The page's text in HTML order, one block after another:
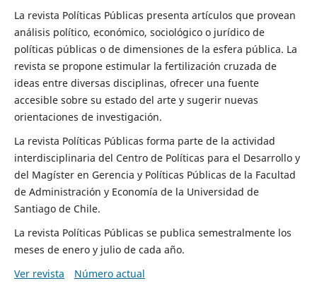
La revista Políticas Públicas presenta artículos que provean
análisis político, económico, sociológico o jurídico de
políticas públicas o de dimensiones de la esfera pública. La
revista se propone estimular la fertilización cruzada de
ideas entre diversas disciplinas, ofrecer una fuente
accesible sobre su estado del arte y sugerir nuevas
orientaciones de investigación.
La revista Políticas Públicas forma parte de la actividad
interdisciplinaria del Centro de Políticas para el Desarrollo y
del Magíster en Gerencia y Políticas Públicas de la Facultad
de Administración y Economía de la Universidad de
Santiago de Chile.
La revista Políticas Públicas se publica semestralmente los
meses de enero y julio de cada año.
Ver revista
Número actual